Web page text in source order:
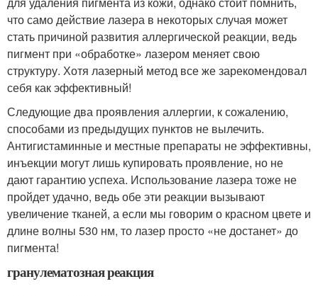
что само действие лазера в некоторых случая может
стать причиной развития аллергической реакции, ведь
пигмент при «обработке» лазером меняет свою
структуру. Хотя лазерный метод все же зарекомендовал
себя как эффективный!
Следующие два проявления аллергии, к сожалению,
способами из предыдущих пунктов не вылечить.
Антигистаминные и местные препараты не эффективны,
инъекции могут лишь купировать проявление, но не
дают гарантию успеха. Использование лазера тоже не
пройдет удачно, ведь обе эти реакции вызывают
увеличение тканей, а если мы говорим о красном цвете и
длине волны 530 нм, то лазер просто «не достанет» до
пигмента!
гранулематозная реакция